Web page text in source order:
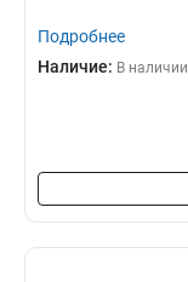
Подробнее
Наличие: В наличии